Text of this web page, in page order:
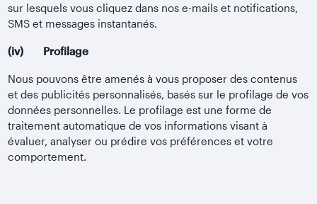
sur lesquels vous cliquez dans nos e-mails et notifications,
SMS et messages instantanés.
(iv) Profilage
Nous pouvons être amenés à vous proposer des contenus
et des publicités personnalisés, basés sur le profilage de vos
données personnelles. Le profilage est une forme de
traitement automatique de vos informations visant à
évaluer, analyser ou prédire vos préférences et votre
comportement.